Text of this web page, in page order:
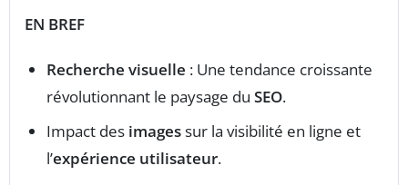
EN BREF
Recherche visuelle : Une tendance croissante
révolutionnant le paysage du SEO.
Impact des imagessur la visibilité en ligne et
l’expérience utilisateur.